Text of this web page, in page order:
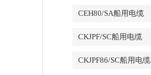
CEH80/SA船用电缆
CKJPF/SC船用电缆
CKJPF86/SC船用电缆